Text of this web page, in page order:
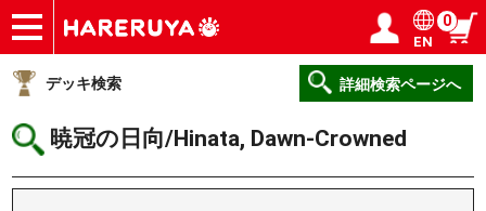
ショップ
買取
記事
デッキ検索
デッキ構築
選手一覧
店舗一覧
イベント
ヘルプ
お問い合わせ ログイン／会員登録
EN
0
デッキ検索 詳細検索ページへ
暁冠の日向/Hinata, Dawn-Crowned